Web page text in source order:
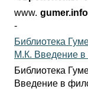
www. gumer.info
-
Библиотека
М.К. Введение
Библиотека
Введение в